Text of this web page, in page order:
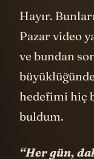
Hayır.
Pazar video
ve bundan
hedefimi hiç
buldum.
“Her gün,